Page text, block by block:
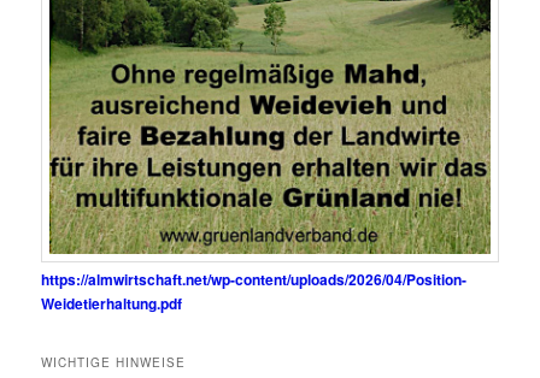
https://almwirtschaft.net/wp-content/uploads/2026/04/Position-
Weidetierhaltung.pdf
WICHTIGE HINWEISE